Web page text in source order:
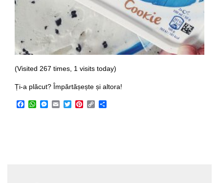
(Visited 267 times, 1 visits today)
Ți-a plăcut? Împărtășește și altora!
Facebook
WhatsApp
Messenger
EmailTwitterPinterest
Copy